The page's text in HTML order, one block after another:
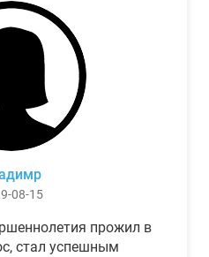
08-15
прожил в
стал успешным